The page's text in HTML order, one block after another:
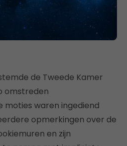
de Tweede Kamer
omstreden
moties waren ingediend
opmerkingen over de
en zijn